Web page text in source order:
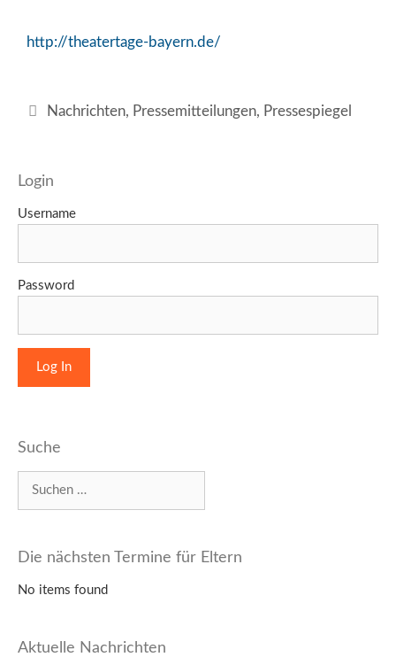
http://theatertage-bayern.de/
Kategorien
Nachrichten, Pressemitteilungen, Pressespiegel
Login
Username
Password
Suche
nach:
Die nächsten Termine für Eltern
No items found
Aktuelle Nachrichten